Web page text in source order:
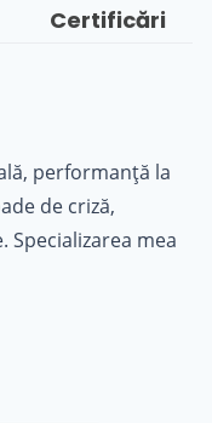
Certificări
performanță la
de criză,
mea